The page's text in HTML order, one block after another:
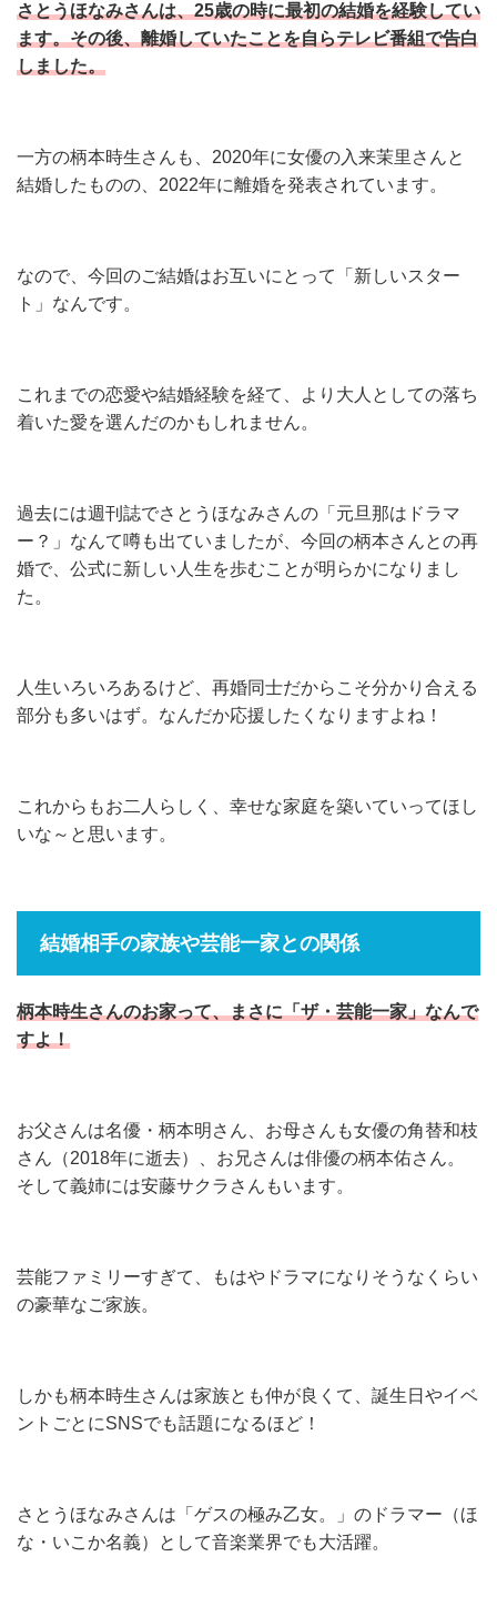
さとうほなみさんは、25歳の時に最初の結婚を経験してい
ます。その後、離婚していたことを自らテレビ番組で告白
しました。
一方の柄本時生さんも、2020年に女優の入来茉里さんと
結婚したものの、2022年に離婚を発表されています。
なので、今回のご結婚はお互いにとって「新しいスター
ト」なんです。
これまでの恋愛や結婚経験を経て、より大人としての落ち
着いた愛を選んだのかもしれません。
過去には週刊誌でさとうほなみさんの「元旦那はドラマ
ー？」なんて噂も出ていましたが、今回の柄本さんとの再
婚で、公式に新しい人生を歩むことが明らかになりまし
た。
人生いろいろあるけど、再婚同士だからこそ分かり合える
部分も多いはず。なんだか応援したくなりますよね！
これからもお二人らしく、幸せな家庭を築いていってほし
いな～と思います。
結婚相手の家族や芸能一家との関係
柄本時生さんのお家って、まさに「ザ・芸能一家」なんで
すよ！
お父さんは名優・柄本明さん、お母さんも女優の角替和枝
さん（2018年に逝去）、お兄さんは俳優の柄本佑さん。
そして義姉には安藤サクラさんもいます。
芸能ファミリーすぎて、もはやドラマになりそうなくらい
の豪華なご家族。
しかも柄本時生さんは家族とも仲が良くて、誕生日やイベ
ントごとにSNSでも話題になるほど！
さとうほなみさんは「ゲスの極み乙女。」のドラマー（ほ
な・いこか名義）として音楽業界でも大活躍。